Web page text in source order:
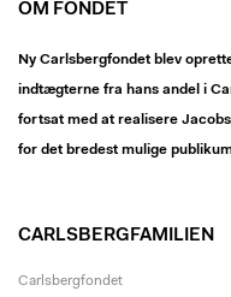
OM FONDET
Ny Carlsbergfondet blev
indtægterne fra hans andel i
fortsat med at realisere
for det bredest mulige
CARLSBERGFAMILIEN
Carlsbergfondet